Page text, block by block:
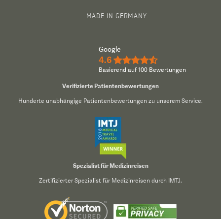
MADE IN GERMANY
Google
4.6 ★★★★½
Basierend auf 100 Bewertungen
Verifizierte Patientenbewertungen
Hunderte unabhängige Patientenbewertungen zu unserem Service.
Spezialist für Medizinreisen
Zertifizierter Spezialist für Medizinreisen durch IMTJ.